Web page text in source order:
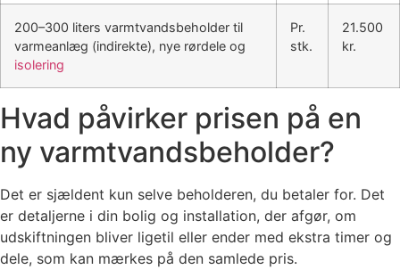
200–300 liters varmtvandsbeholder til
varmeanlæg (indirekte), nye rørdele og
isolering
Pr.
stk.
21.500
kr.
Hvad påvirker prisen på en
ny varmtvandsbeholder?
Det er sjældent kun selve beholderen, du betaler for. Det
er detaljerne i din bolig og installation, der afgør, om
udskiftningen bliver ligetil eller ender med ekstra timer og
dele, som kan mærkes på den samlede pris.